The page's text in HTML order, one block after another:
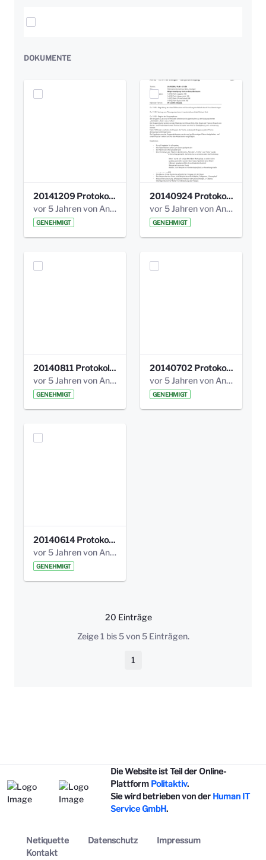
Elemente auswählen
DOKUMENTE
20141209 Protokoll Park am Gesundheitsamt 04.pdf
vor 5 Jahren von Anni Schlumberger
GENEHMIGT
20140924 Protokoll Park am Gesundheitsamt 03.pdf
vor 5 Jahren von Anni Schlumberger
GENEHMIGT
20140811 Protokoll Park am Gesundheitsamt 02.pdf
vor 5 Jahren von Anni Schlumberger
GENEHMIGT
20140702 Protokoll Park am Gesundheitsam 01.pdf
vor 5 Jahren von Anni Schlumberger
GENEHMIGT
20140614 Protokoll Park Am Gesundheitsamt 00.pdf
vor 5 Jahren von Anni Schlumberger
GENEHMIGT
20 Einträge
Pro Seite
Zeige 1 bis 5 von 5 Einträgen.
Seite
1
Die Website ist Teil der Online-
Plattform Politaktiv.
Sie wird betrieben von der Human IT
Service GmbH.
Netiquette Datenschutz
Impressum
Kontakt